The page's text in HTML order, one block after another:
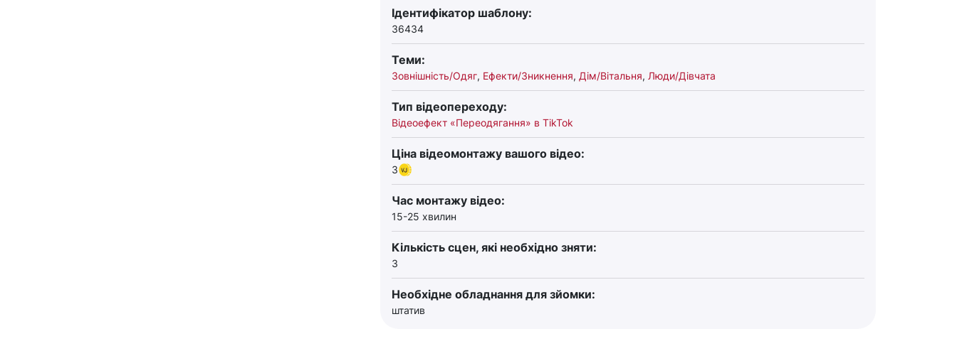
Ідентифікатор шаблону:
36434
Теми:
Зовнішність/Одяг, Ефекти/Зникнення, Дім/Вітальня, Люди/Дівчата
Тип відеопереходу:
Відеоефект «Переодягання» в TikTok
Ціна відеомонтажу вашого відео:
3
Час монтажу відео:
15-25 хвилин
Кількість сцен, які необхідно зняти:
3
Необхідне обладнання для зйомки:
штатив